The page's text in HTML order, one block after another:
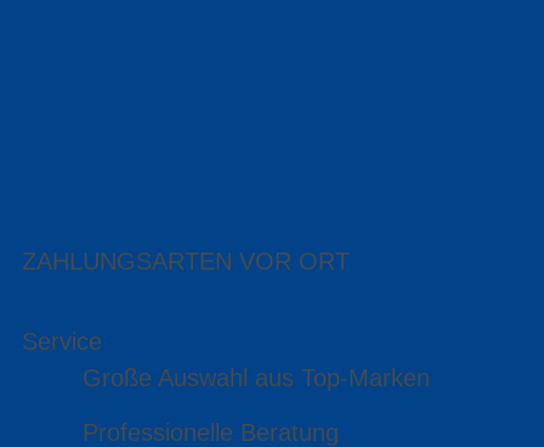
ZAHLUNGSARTEN VOR ORT
Service
Große Auswahl aus Top-Marken
Professionelle Beratung